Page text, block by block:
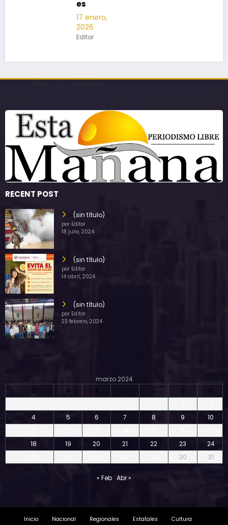
RECENT POST
(sin título)
por Editor
18 julio, 2024
(sin título)
por Editor
14 abril, 2024
(sin título)
por Editor
23 febrero, 2024
marzo 2024
L
M X J V S
D
4
5 6 7 8 9
10
18
19 20 21 22 23
24
30 31
« Feb Abr »
Inicio Nacional Regionales Estatales Cultura